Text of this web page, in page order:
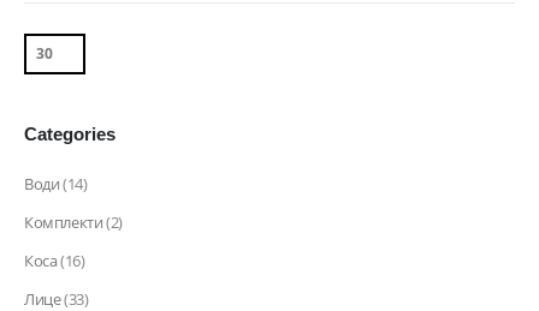
Categories
Води(14)
Комплекти(2)
Коса(16)
Лице(33)